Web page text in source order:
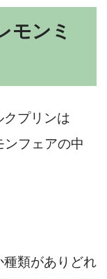
モンミ
クプリンは
フェアの中
種類がありどれ